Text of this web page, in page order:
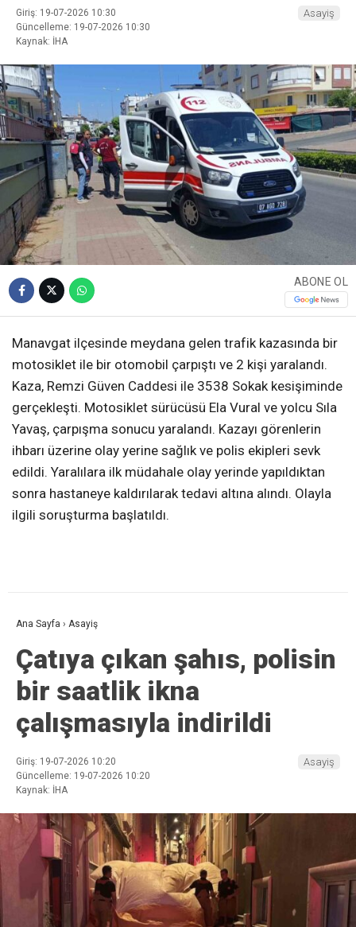
Giriş: 19-07-2026 10:30
Güncelleme: 19-07-2026 10:30
Kaynak: İHA
Asayiş
ABONE OL
Manavgat ilçesinde meydana gelen trafik kazasında bir
motosiklet ile bir otomobil çarpıştı ve 2 kişi yaralandı.
Kaza, Remzi Güven Caddesi ile 3538 Sokak kesişiminde
gerçekleşti. Motosiklet sürücüsü Ela Vural ve yolcu Sıla
Yavaş, çarpışma sonucu yaralandı. Kazayı görenlerin
ihbarı üzerine olay yerine sağlık ve polis ekipleri sevk
edildi. Yaralılara ilk müdahale olay yerinde yapıldıktan
sonra hastaneye kaldırılarak tedavi altına alındı. Olayla
ilgili soruşturma başlatıldı.
Ana Sayfa › Asayiş
Çatıya çıkan şahıs, polisin
bir saatlik ikna
çalışmasıyla indirildi
Giriş: 19-07-2026 10:20
Güncelleme: 19-07-2026 10:20
Kaynak: İHA
Asayiş